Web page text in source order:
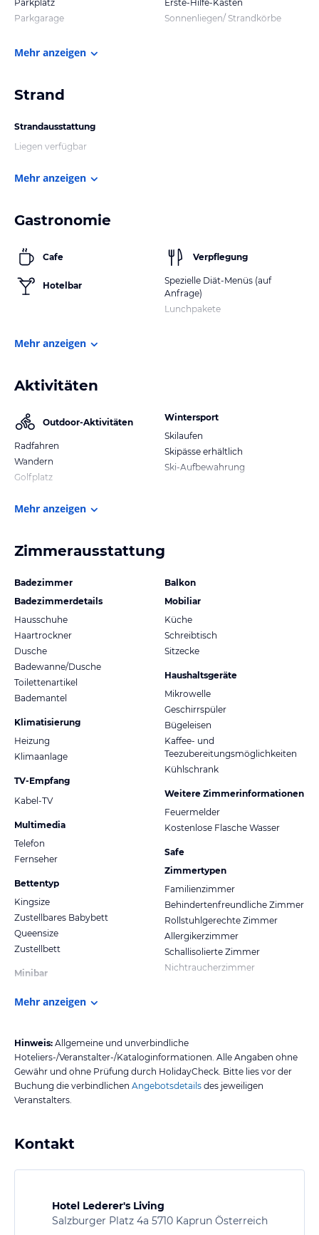
Parkplatz
Parkgarage
Erste-Hilfe-Kasten
Sonnenliegen/ Strandkörbe
Mehr anzeigen
Strand
Strandausstattung
Liegen verfügbar
Mehr anzeigen
Gastronomie
Cafe
Hotelbar
Verpflegung
Spezielle Diät-Menüs (auf
Anfrage)
Lunchpakete
Mehr anzeigen
Aktivitäten
Outdoor-Aktivitäten
Radfahren
Wandern
Golfplatz
Wintersport
Skilaufen
Skipässe erhältlich
Ski-Aufbewahrung
Mehr anzeigen
Zimmerausstattung
Badezimmer
Badezimmerdetails
Hausschuhe
Haartrockner
Dusche
Badewanne/Dusche
Toilettenartikel
Bademantel
Klimatisierung
Heizung
Klimaanlage
TV-Empfang
Kabel-TV
Multimedia
Telefon
Fernseher
Bettentyp
Kingsize
Zustellbares Babybett
Queensize
Zustellbett
Minibar
Balkon
Mobiliar
Küche
Schreibtisch
Sitzecke
Haushaltsgeräte
Mikrowelle
Geschirrspüler
Bügeleisen
Kaffee- und
Teezubereitungsmöglichkeiten
Kühlschrank
Weitere Zimmerinformationen
Feuermelder
Kostenlose Flasche Wasser
Safe
Zimmertypen
Familienzimmer
Behindertenfreundliche Zimmer
Rollstuhlgerechte Zimmer
Allergikerzimmer
Schallisolierte Zimmer
Nichtraucherzimmer
Mehr anzeigen
Hinweis: Allgemeine und unverbindliche
Hoteliers-/Veranstalter-/Kataloginformationen. Alle Angaben ohne
Gewähr und ohne Prüfung durch HolidayCheck. Bitte lies vor der
Buchung die verbindlichen Angebotsdetails des jeweiligen
Veranstalters.
Kontakt
Hotel Lederer's Living
Salzburger Platz 4a 5710 Kaprun Österreich